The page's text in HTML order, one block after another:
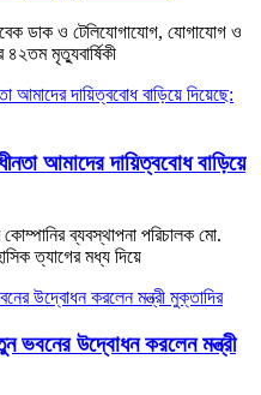
ডাক ও টেলিযোগাযোগ, যোগাযোগ ও
৪২তম মৃত্যুবার্ষিকী
আমাদের দায়িত্ববোধ বাড়িয়ে
কোম্পানির ব্যবস্থাপনা পরিচালক মো.
ত্যাগের মধ্য দিয়ে
ভবনের উদ্বোধন করলেন মন্ত্রী